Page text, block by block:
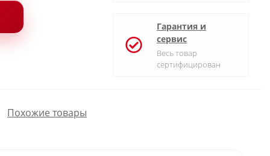
Гарантия и
сервис
Весь товар
сертифицирован
Похожие товары